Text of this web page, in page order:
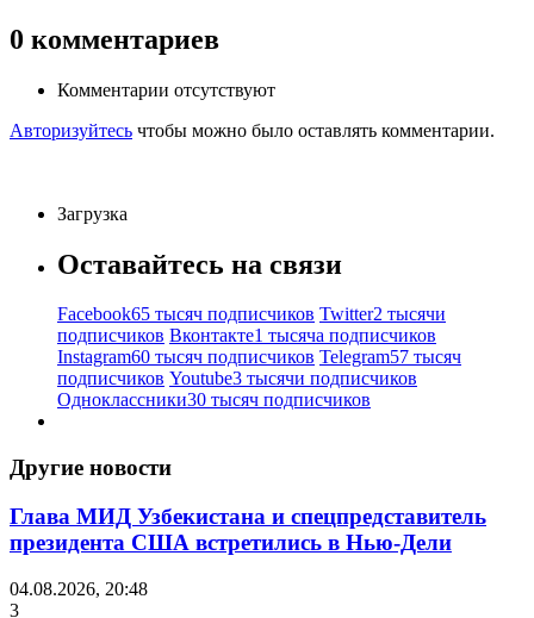
0 комментариев
Комментарии отсутствуют
Авторизуйтесь чтобы можно было оставлять комментарии.
Загрузка
Оставайтесь на связи
Facebook65 тысяч подписчиков Twitter2 тысячи
подписчиков Вконтакте1 тысяча подписчиков
Instagram60 тысяч подписчиков Telegram57 тысяч
подписчиков Youtube3 тысячи подписчиков
Одноклассники30 тысяч подписчиков
Другие новости
Глава МИД Узбекистана и спецпредставитель
президента США встретились в Нью-Дели
04.08.2026, 20:48
3